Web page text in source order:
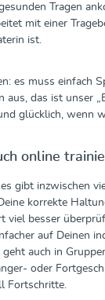
Tragen
mit einer
ist.
es muss einfach
aus, das ist unser
glücklich, wenn
online
gibt inzwischen
korrekte
viel besser
auf Deinen
geht auch in
oder
Fortschritte.